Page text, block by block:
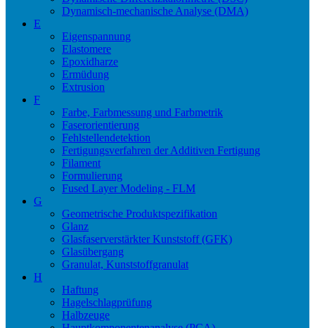
Dynamisch-mechanische Analyse (DMA)
E
Eigenspannung
Elastomere
Epoxidharze
Ermüdung
Extrusion
F
Farbe, Farbmessung und Farbmetrik
Faserorientierung
Fehlstellendetektion
Fertigungsverfahren der Additiven Fertigung
Filament
Formulierung
Fused Layer Modeling - FLM
G
Geometrische Produktspezifikation
Glanz
Glasfaserverstärkter Kunststoff (GFK)
Glasübergang
Granulat, Kunststoffgranulat
H
Haftung
Hagelschlagprüfung
Halbzeuge